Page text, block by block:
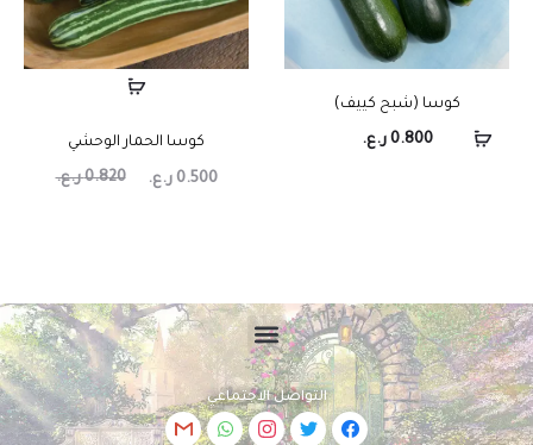
كوسا (شبح كييف)
0.800 ر.ع. كوسا الحمار الوحشي
0.820 ر.ع. 0.500 ر.ع.
التواصل الاجتماعي